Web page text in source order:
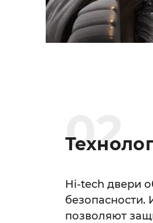
02
Hi-tech двери
безопасности.
позволяют